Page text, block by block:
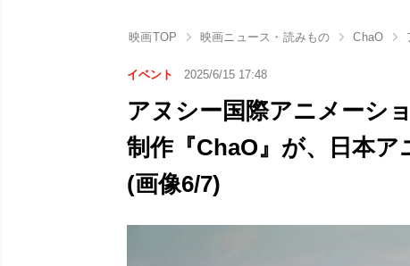
映画TOP 映画ニュース・読みもの ChaO
イベント 2025/6/15 17:48
アヌシー国際アニメーシ
制作『ChaO』が、日本
(画像6/7)